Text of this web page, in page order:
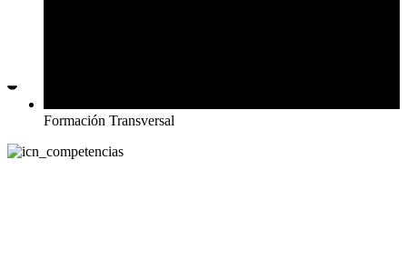
Formación Transversal